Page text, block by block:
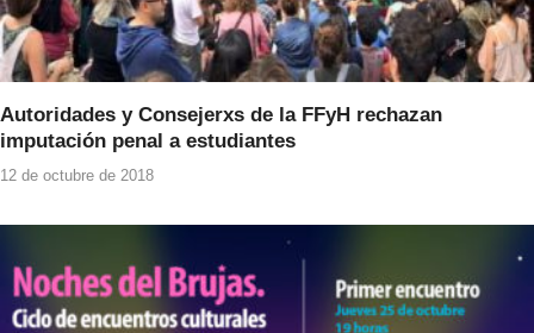
Autoridades y Consejerxs de la FFyH rechazan
imputación penal a estudiantes
12 de octubre de 2018